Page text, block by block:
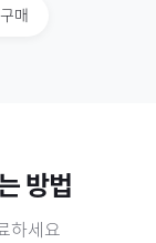
매
방법
하세요